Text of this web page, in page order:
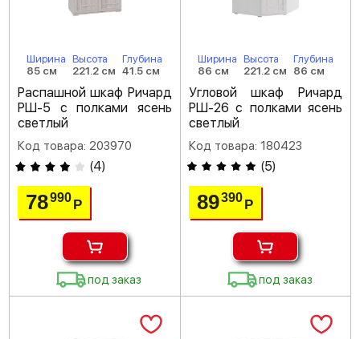
Ширина
85 см
Высота
221.2 см
Глубина
41.5 см
Распашной шкаф Ричард
РШ-5 с полками ясень
светлый
Код товара: 203970
(4)
78990Р
под заказ
Ширина
86 см
Высота
221.2 см
Глубина
86 см
Угловой шкаф Ричард
РШ-26 с полками ясень
светлый
Код товара: 180423
(5)
89390 Р
под заказ